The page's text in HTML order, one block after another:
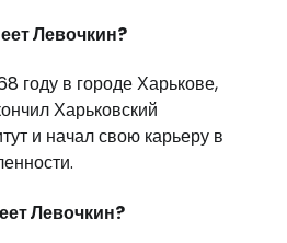
Левочкин?
году в городе Харькове,
Харьковский
и начал свою карьеру в
Левочкин?